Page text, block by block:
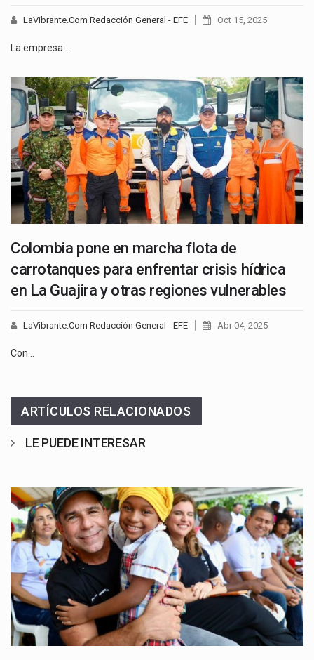
LaVibrante.Com Redacción General - EFE Oct 15, 2025
La empresa…
Colombia pone en marcha flota de
carrotanques para enfrentar crisis hídrica
en La Guajira y otras regiones vulnerables
LaVibrante.Com Redacción General - EFE Abr 04, 2025
Con…
ARTÍCULOS RELACIONADOS
LE PUEDE INTERESAR